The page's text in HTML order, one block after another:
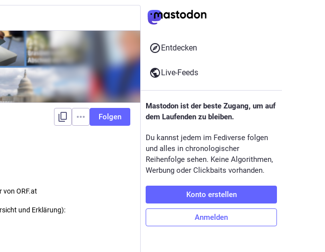
Folgen
ORF.at
und Erklärung):
Entdecken
Live-Feeds
Mastodon ist der beste Zugang, um auf
dem Laufenden zu bleiben.
Du kannst jedem im Fediverse folgen
und alles in chronologischer
Reihenfolge sehen. Keine Algorithmen,
Werbung oder Clickbaits vorhanden.
Konto erstellen
Anmelden